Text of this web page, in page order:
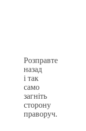
Розправте
назад
і так
само
загніть
сторону
праворуч.